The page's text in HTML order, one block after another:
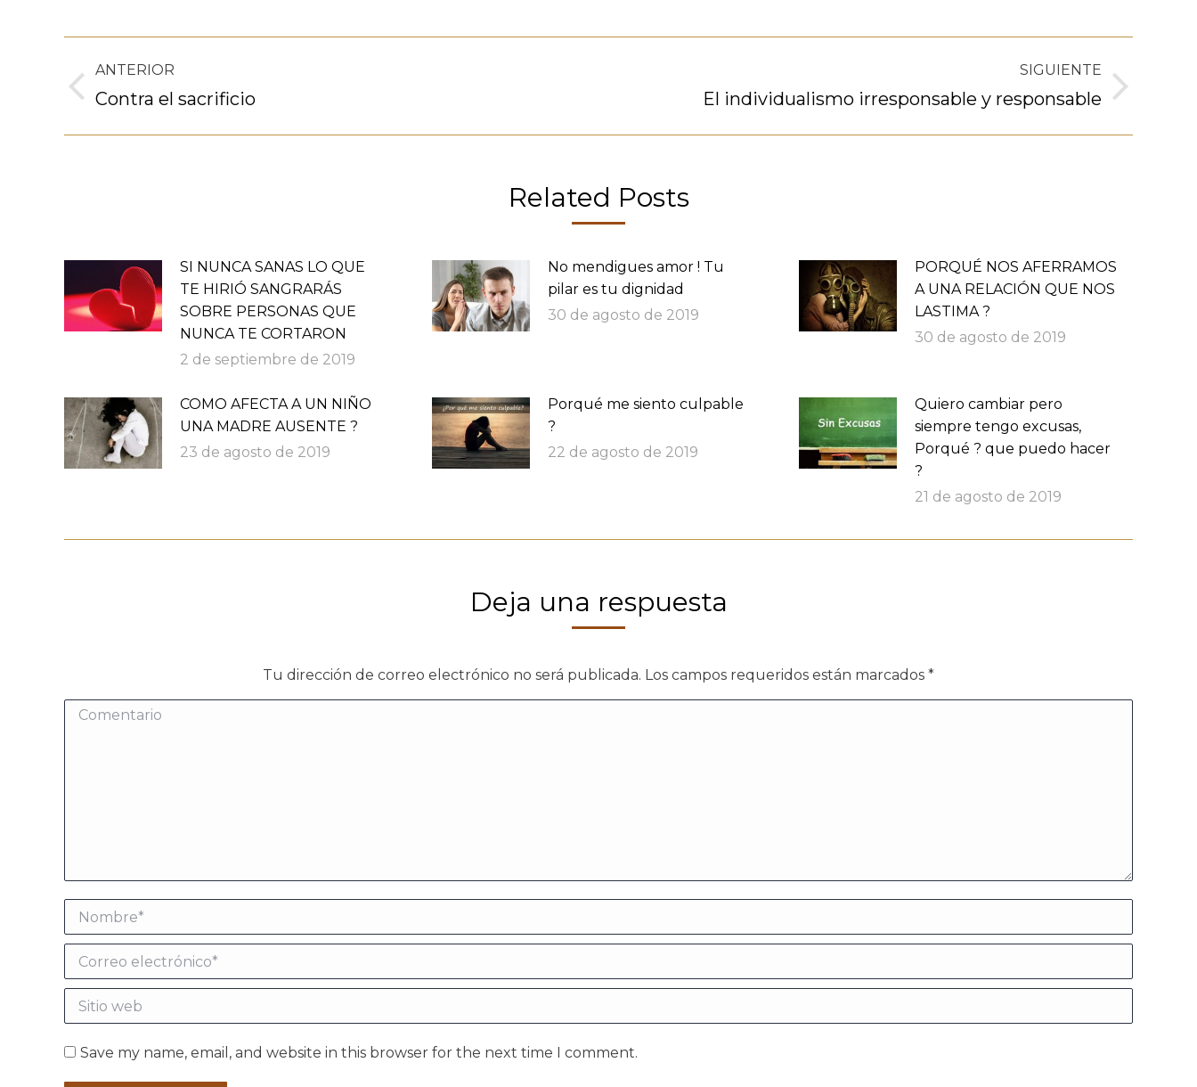
Navegación
entre
publicaciones
ANTERIOR
Publicación
Contra el sacrificio
SIGUIENTE
PublicaciónEl individualismo irresponsable y responsable
Related Posts
SI NUNCA SANAS LO QUE
TE HIRIÓ SANGRARÁS
SOBRE PERSONAS QUE
NUNCA TE CORTARON
2 de septiembre de 2019
No mendigues amor ! Tu
pilar es tu dignidad
30 de agosto de 2019
PORQUÉ NOS AFERRAMOS
A UNA RELACIÓN QUE NOS
LASTIMA ?
30 de agosto de 2019
COMO AFECTA A UN NIÑO
UNA MADRE AUSENTE ?
23 de agosto de 2019
Porqué me siento culpable
?
22 de agosto de 2019
Quiero cambiar pero
siempre tengo excusas,
Porqué ? que puedo hacer
?
21 de agosto de 2019
Deja una respuesta
Tu dirección de correo electrónico no será publicada. Los campos requeridos están marcados *
Comentario
Nombre *
Correo electrónico *
Sitio web
Save my name, email, and website in this browser for the next time I comment.